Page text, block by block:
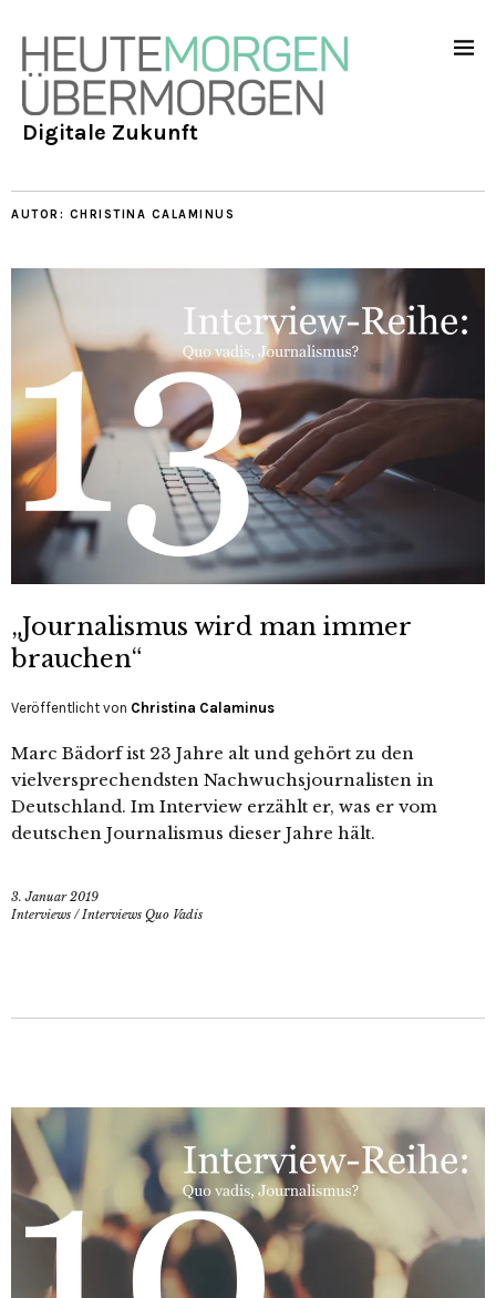
Digitale Zukunft
AUTOR: CHRISTINA CALAMINUS
„Journalismus wird man immer
brauchen“
Veröffentlicht von Christina Calaminus
Marc Bädorf ist 23 Jahre alt und gehört zu den
vielversprechendsten Nachwuchsjournalisten in
Deutschland. Im Interview erzählt er, was er vom
deutschen Journalismus dieser Jahre hält.
3. Januar 2019
Interviews /Interviews Quo Vadis